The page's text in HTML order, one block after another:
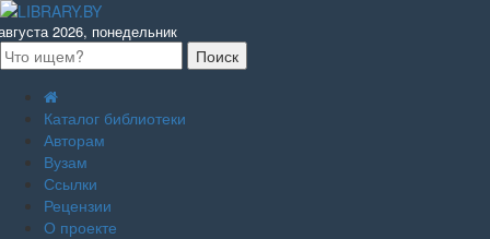
2026, понедельник
Каталог библиотеки
Авторам
Вузам
Ссылки
Рецензии
О проекте